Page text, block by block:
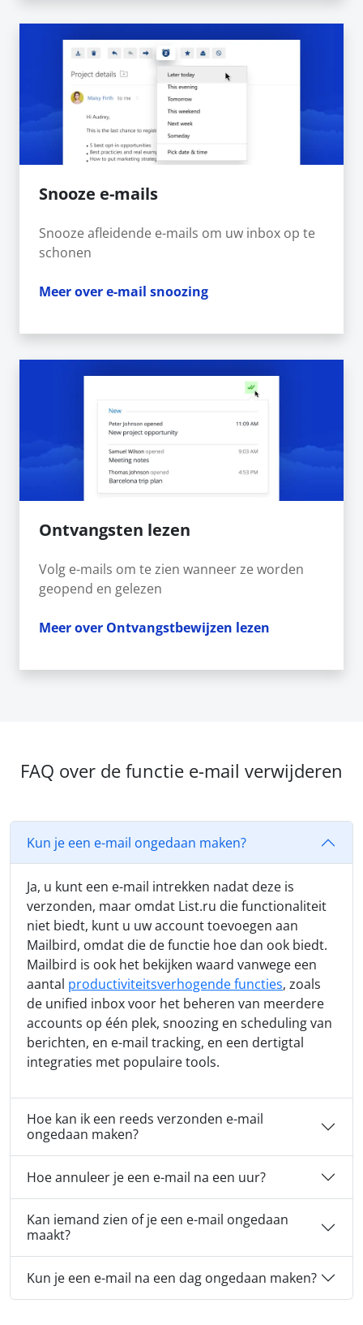
Snooze e-mails
Snooze afleidende e-mails om uw inbox op te
schonen
Meer over e-mail snoozing
Ontvangsten lezen
Volg e-mails om te zien wanneer ze worden
geopend en gelezen
Meer over Ontvangstbewijzen lezen
FAQ over de functie e-mail verwijderen
Kun je een e-mail ongedaan maken?
Ja, u kunt een e-mail intrekken nadat deze is
verzonden, maar omdat List.ru die functionaliteit
niet biedt, kunt u uw account toevoegen aan
Mailbird, omdat die de functie hoe dan ook biedt.
Mailbird is ook het bekijken waard vanwege een
aantal productiviteitsverhogende functies, zoals
de unified inbox voor het beheren van meerdere
accounts op één plek, snoozing en scheduling van
berichten, en e-mail tracking, en een dertigtal
integraties met populaire tools.
Hoe kan ik een reeds verzonden e-mail
ongedaan maken?
Hoe annuleer je een e-mail na een uur?
Kan iemand zien of je een e-mail ongedaan
maakt?
Kun je een e-mail na een dag ongedaan maken?